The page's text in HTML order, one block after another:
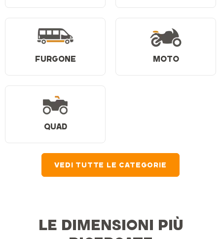
FURGONE MOTO
QUAD
VEDI TUTTE LE CATEGORIE
LE DIMENSIONI PIÙ